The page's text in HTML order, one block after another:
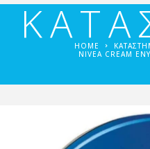
HOME
NIVEA CREAM